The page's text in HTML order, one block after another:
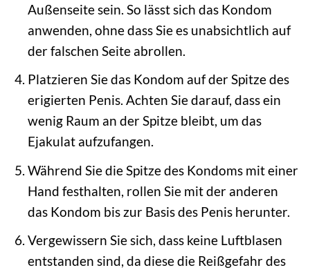
Außenseite sein. So lässt sich das Kondom
anwenden, ohne dass Sie es unabsichtlich auf
der falschen Seite abrollen.
Platzieren Sie das Kondom auf der Spitze des
erigierten Penis. Achten Sie darauf, dass ein
wenig Raum an der Spitze bleibt, um das
Ejakulat aufzufangen.
Während Sie die Spitze des Kondoms mit einer
Hand festhalten, rollen Sie mit der anderen
das Kondom bis zur Basis des Penis herunter.
Vergewissern Sie sich, dass keine Luftblasen
entstanden sind, da diese die Reißgefahr des